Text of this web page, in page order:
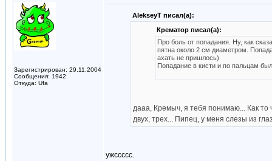
Зарегистрирован: 29.11.2004
Сообщения: 1942
Откуда: Ufa
AlekseyT писал(а):
Крематор писал(а):
Про боль от попадания. Ну, как
пятна около 2 см диаметром.
ахать не пришлось)
Попадание в кисти и по пальцам
дааа, Кремыч, я тебя понимаю... Как то
двух, трех... Пипец, у меня слезы из
ужссссс.